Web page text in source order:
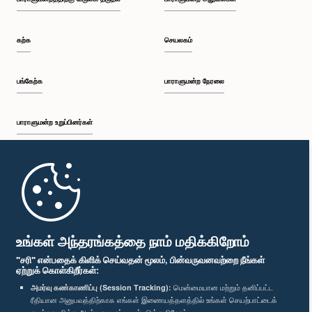
உங்கள் அந்தரங்கத்தை நாம் மதிக்கிறோம்
"சரி" என்பதைக் கிளிக் செய்வதன் மூலம், பின்வருவனவற்றை நீங்கள்
ஏற்றுக் கொள்கிறீர்கள்:
அமர்வு கண்காணிப்பு (Session Tracking): மென்மையான மற்றும் தனிப்பட்ட
ரீதியான அனுபவத்திற்காக எங்கள் இணையத்தளத்தில் உங்கள் செயற்பாட்டைக்
பி.ப. 2:30 - பி.ப. 2:39
பி.ப. 2:48 - பி.ப. 2:57
பி.ப. 2:57 - பி.ப. 3:04
கற்க
பங்கேற்க
பாராளுமன்ற உறுப்பினர்கள்
முதற்பக்கம்
செயலகம்
பாராளுமன்ற நேரலை
பாராளுமன்ற கையடக்க செயலி
எம்மை பின்தொடர்க :